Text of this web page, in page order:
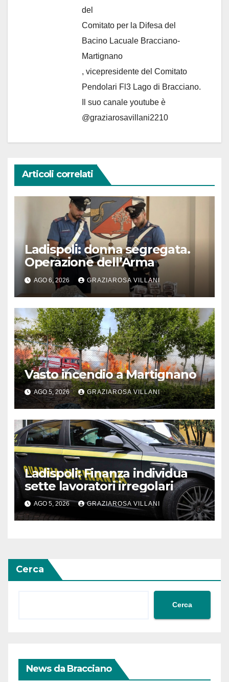
del
Comitato per la Difesa del
Bacino Lacuale Bracciano-
Martignano
, vicepresidente del Comitato
Pendolari Fl3 Lago di Bracciano.
Il suo canale youtube è
@graziarosavillani2210
Articoli correlati
Ladispoli: donna segregata.
Operazione dell’Arma
AGO 6, 2026 GRAZIAROSA VILLANI
Vasto incendio a Martignano
AGO 5, 2026 GRAZIAROSA VILLANI
Ladispoli: Finanza individua
sette lavoratori irregolari
AGO 5, 2026 GRAZIAROSA VILLANI
Cerca
Cerca
News da Bracciano